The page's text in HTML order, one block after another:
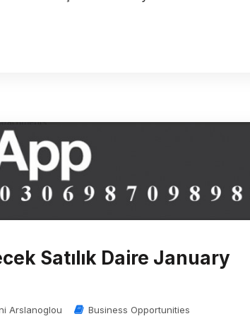
Satılık Daire January
Arslanoglou Business Opportunities